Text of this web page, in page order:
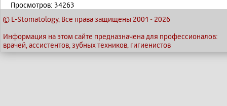
Просмотров: 34263
© E-Stomatology, Все права защищены 2001 - 2026
Информация на этом сайте предназначена для профессионалов:
врачей, ассистентов, зубных техников, гигиенистов